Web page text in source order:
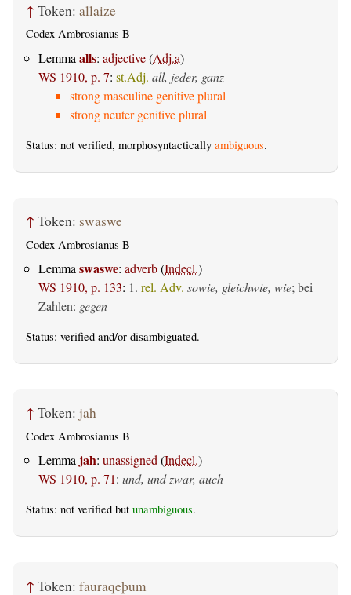
↑ Token: allaize
Codex Ambrosianus B
Lemma alls: adjective(Adj.a)
WS 1910, p. 7: st.Adj. all, jeder, ganz
strong masculine genitive plural
strong neuter genitive plural
Status: not verified, morphosyntactically ambiguous.
↑ Token: swaswe
Codex Ambrosianus B
Lemma swaswe: adverb(Indecl.)
WS 1910, p. 133: 1. rel. Adv. sowie, gleichwie, wie; bei
Zahlen: gegen
Status: verified and/or disambiguated.
↑ Token: jah
Codex Ambrosianus B
Lemma jah: unassigned (Indecl.)
WS 1910, p. 71: und, und zwar, auch
Status: not verified but unambiguous.
↑ Token: fauraqeþum